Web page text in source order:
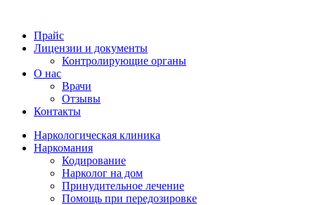
Прайс
Лицензии и документы
Контролирующие органы
О нас
Врачи
Отзывы
Контакты
Наркологическая клиника
Наркомания
Кодирование
Нарколог на дом
Принудительное лечение
Помощь при передозировке